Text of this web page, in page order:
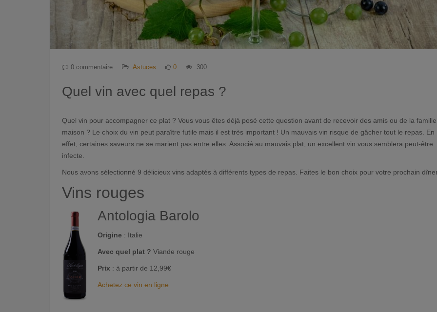
0 commentaire Astuces 0 300
Quel vin avec quel repas ?
Quel vin pour accompagner ce plat ? Vous vous êtes déjà posé cette question avant de recevoir des amis ou de la
maison ? Le choix du vin peut paraître futile mais il est très important ! Un mauvais vin risque de gâcher tout le repas. En
effet, certaines saveurs ne se marient pas entre elles. Associé au mauvais plat, un excellent vin vous semblera peut-être
infecte.
Nous avons sélectionné 9 délicieux vins adaptés à différents types de repas. Faites le bon choix pour votre prochain
Vins rouges
Antologia Barolo
Origine : Italie
Avec quel plat ? Viande rouge
Prix : à partir de 12,99€
Achetez ce vin en ligne